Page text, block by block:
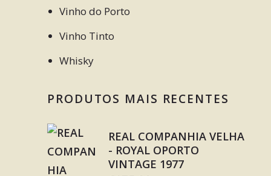
Vinho do Porto
Vinho Tinto
Whisky
PRODUTOS MAIS RECENTES
REAL COMPANHIA VELHA
- ROYAL OPORTO
VINTAGE 1977